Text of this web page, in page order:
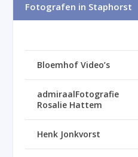
Fotografen in Staphorst
Bloemhof Video’s
admiraalFotografie
Rosalie Hattem
Henk Jonkvorst